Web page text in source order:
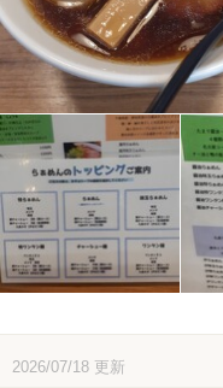
2026/07/18 更新